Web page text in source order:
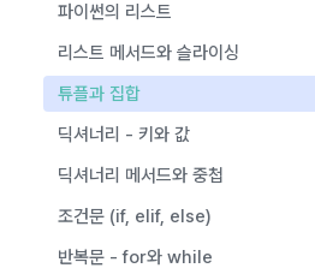
파이썬의 리스트
리스트 메서드와 슬라이싱
튜플과 집합
딕셔너리 - 키와 값
딕셔너리 메서드와 중첩
조건문 (if, elif, else)
반복문 - for와 while